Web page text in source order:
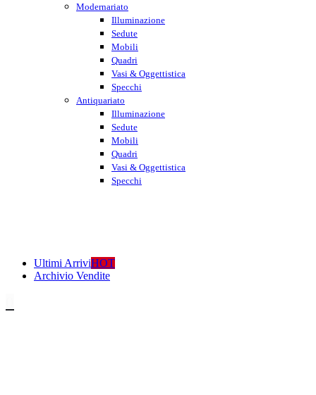
Modernariato
Illuminazione
Sedute
Mobili
Quadri
Vasi & Oggettistica
Specchi
Antiquariato
Illuminazione
Sedute
Mobili
Quadri
Vasi & Oggettistica
Specchi
Ultimi ArriviHOT
Archivio Vendite